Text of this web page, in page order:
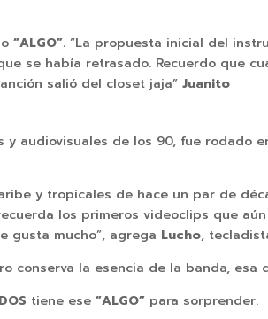
“ALGO”.“La propuesta inicial del
se había retrasado. Recuerdo que
salió del closet jaja”Juanito
audiovisuales de los 90, fue rodado
y tropicales de hace un par de
los primeros videoclips que
gusta mucho”, agrega Lucho,
conserva la esencia de la banda,
tiene ese“ALGO” para sorprender.